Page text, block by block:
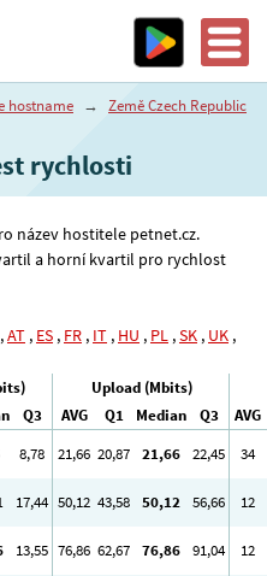
hostname → Země Czech Republic
rychlosti
název hostitele petnet.cz.
a horní kvartil pro rychlost
,AT , ES , FR , IT , HU , PL ,SK , UK ,
Upload (Mbits)
Q3 AVG Q1 Median Q3
AVG
8,78 21,66 20,87 21,66 22,45
34
17,44 50,12 43,58 50,12 56,66
12
13,55 76,86 62,67 76,86 91,04
12